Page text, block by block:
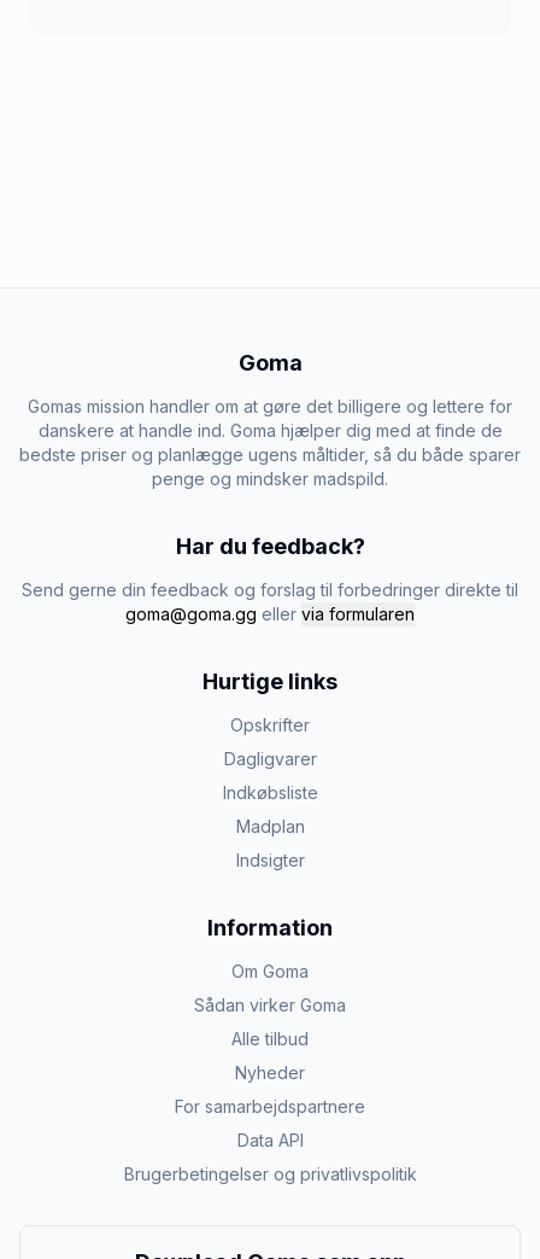
Goma
Gomas mission handler om at gøre det billigere og lettere for
danskere at handle ind. Goma hjælper dig med at finde de
bedste priser og planlægge ugens måltider, så du både sparer
penge og mindsker madspild.
Har du feedback?
Send gerne din feedback og forslag til forbedringer direkte til
goma@goma.gg eller via formularen
Hurtige links
Opskrifter
Dagligvarer
Indkøbsliste
Madplan
Indsigter
Information
Om Goma
Sådan virker Goma
Alle tilbud
Nyheder
For samarbejdspartnere
Data API
Brugerbetingelser og privatlivspolitik